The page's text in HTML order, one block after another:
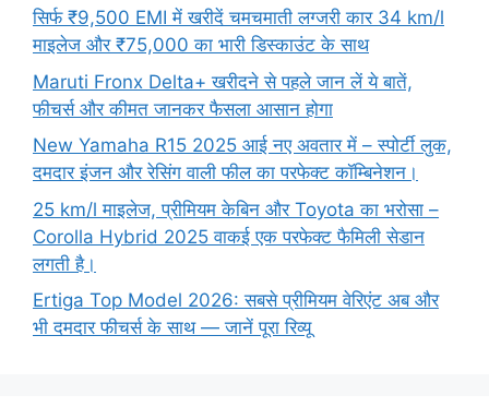
सिर्फ ₹9,500 EMI में खरीदें चमचमाती लग्जरी कार 34 km/l
माइलेज और ₹75,000 का भारी डिस्काउंट के साथ
Maruti Fronx Delta+ खरीदने से पहले जान लें ये बातें,
फीचर्स और कीमत जानकर फैसला आसान होगा
New Yamaha R15 2025 आई नए अवतार में – स्पोर्टी लुक,
दमदार इंजन और रेसिंग वाली फील का परफेक्ट कॉम्बिनेशन।
25 km/l माइलेज, प्रीमियम केबिन और Toyota का भरोसा –
Corolla Hybrid 2025 वाकई एक परफेक्ट फैमिली सेडान
लगती है।
Ertiga Top Model 2026: सबसे प्रीमियम वेरिएंट अब और
भी दमदार फीचर्स के साथ — जानें पूरा रिव्यू